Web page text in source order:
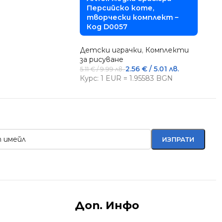
Персийско коте,
творчески комплект –
Код D0057
Детски играчки, Комплекти
за рисуване
5.11€/ 9.99 лв.2.56 € / 5.01 лв.
Курс: 1 EUR = 1.95583 BGN
Доп. Инфо